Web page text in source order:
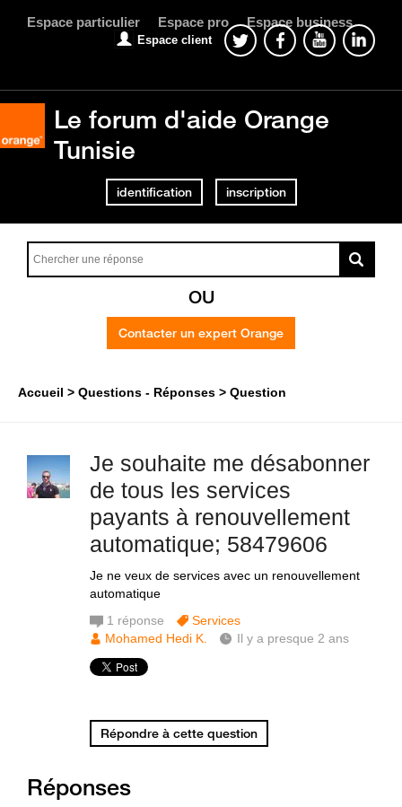
Espace particulier Espace pro Espace business
Espace client
Le forum d'aide Orange
Tunisie
identification inscription
OU
Contacter un expert Orange
Accueil Questions - Réponses Question
Je souhaite me désabonner
de tous les services
payants à renouvellement
automatique; 58479606
Je ne veux de services avec un renouvellement
automatique
1 réponse
Services
Mohamed Hedi K.
Il y a presque 2 ans
Répondre à cette question
Réponses